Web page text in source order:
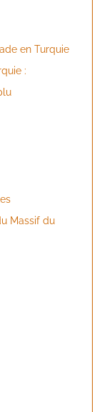
en Turquie
:
Massif du